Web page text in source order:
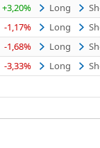
+3,20% Long
-1,17% Long
-1,68% Long
-3,33% Long